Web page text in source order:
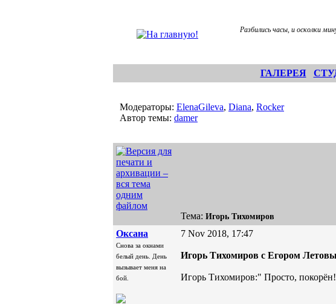
Разбились часы, и осколки
ГАЛЕРЕЯ
Модераторы: ElenaGileva, Diana, Rocker
Автор темы: damer
Тема: Игорь Тихомиров
Oксана
Снова за окнами
белый день. День
вызывает меня на
бой.
7 Nov 2018, 17:47
Игорь Тихомиров с Егором
Игорь Тихомиров:" Просто,